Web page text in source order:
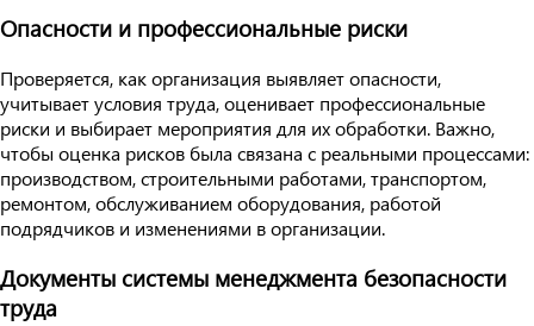
Опасности и профессиональные риски
Проверяется, как организация выявляет опасности,
учитывает условия труда, оценивает профессиональные
риски и выбирает мероприятия для их обработки. Важно,
чтобы оценка рисков была связана с реальными процессами:
производством, строительными работами, транспортом,
ремонтом, обслуживанием оборудования, работой
подрядчиков и изменениями в организации.
Документы системы менеджмента безопасности
труда